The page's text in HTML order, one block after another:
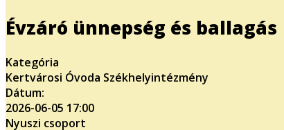
Évzáró ünnepség és ballagás
Kategória
Kertvárosi Óvoda Székhelyintézmény
Dátum:
2026-06-05 17:00
Nyuszi csoport